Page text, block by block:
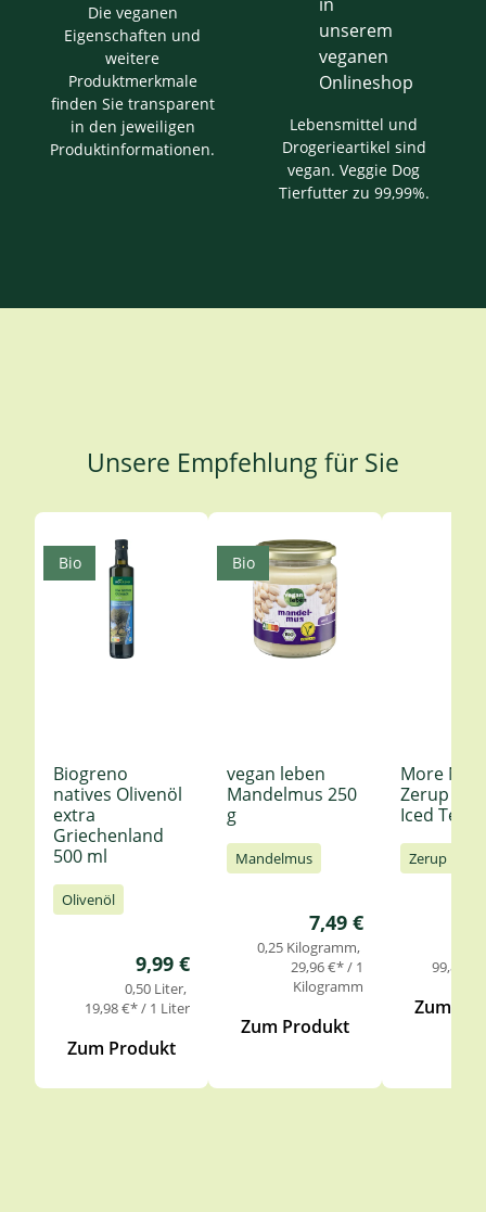
Die veganen
Eigenschaften und
weitere
Produktmerkmale
finden Sie transparent
in den jeweiligen
Produktinformationen.
Lebensmittel und
Drogerieartikel sind
vegan. Veggie Dog
Tierfutter zu 99,99%.
Unsere Empfehlung für Sie
Produktgalerie überspringen
Biogreno
natives Olivenöl
extra
Griechenland
500 ml
Olivenöl
Regulärer Preis:
9,99 €
0,50 Liter
19,98 €* / 1 Liter
Zum Produkt
Bio
vegan leben
Mandelmus 250
g
Mandelmus
Regulärer Preis:
7,49 €
0,25 Kilogramm
29,96 €* / 1
Kilogramm
Zum Produkt
Bio
More
Zerup
Iced Tea
Zerup
99,85
Zum